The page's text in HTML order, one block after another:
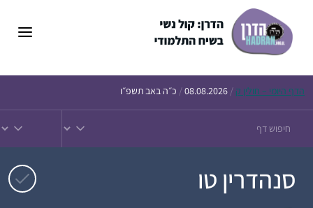
הדף היומי – חולין ק /
08.08.2026
/ כ״ה באב תשפ״ו
סנהדרין טו